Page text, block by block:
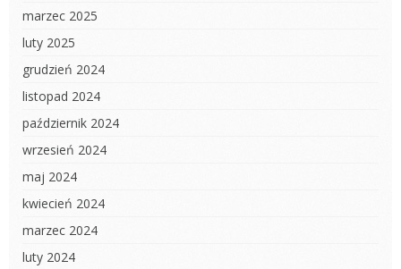
marzec 2025
luty 2025
grudzień 2024
listopad 2024
październik 2024
wrzesień 2024
maj 2024
kwiecień 2024
marzec 2024
luty 2024